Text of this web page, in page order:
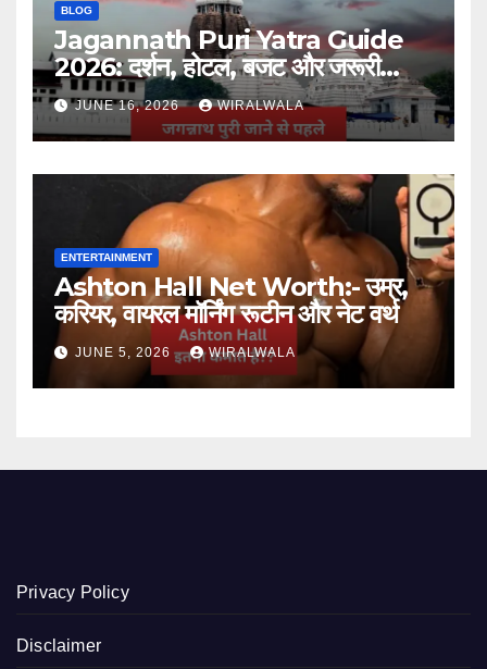
BLOG
Jagannath Puri Yatra Guide
2026: दर्शन, होटल, बजट और जरूरी
जानकारी
JUNE 16, 2026 WIRALWALA
ENTERTAINMENT
Ashton Hall Net Worth:- उम्र,
करियर, वायरल मॉर्निंग रूटीन और नेट वर्थ
JUNE 5, 2026 WIRALWALA
Privacy Policy
Disclaimer